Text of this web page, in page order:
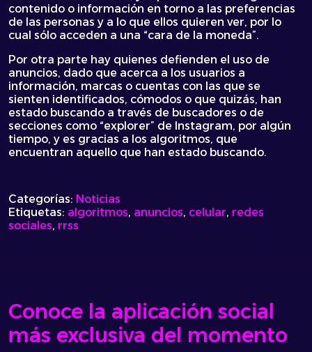
contenido o información en torno a las preferencias
de las personas y a lo que ellos quieren ver, por lo
cual sólo acceden a una “cara de la moneda”.
Por otra parte hay quienes defienden el uso de
anuncios, dado que acerca a los usuarios a
información, marcas o cuentas con las que se
sienten identificados, cómodos o que quizás, han
estado buscando a través de buscadores o de
secciones como “explorer” de Instagram, por algún
tiempo, y es gracias a los algoritmos, que
encuentran aquello que han estado buscando.
Categorías: Noticias
Etiquetas: algoritmos, anuncios, celular, redes
sociales, rrss
Conoce la aplicación social
más exclusiva del momento